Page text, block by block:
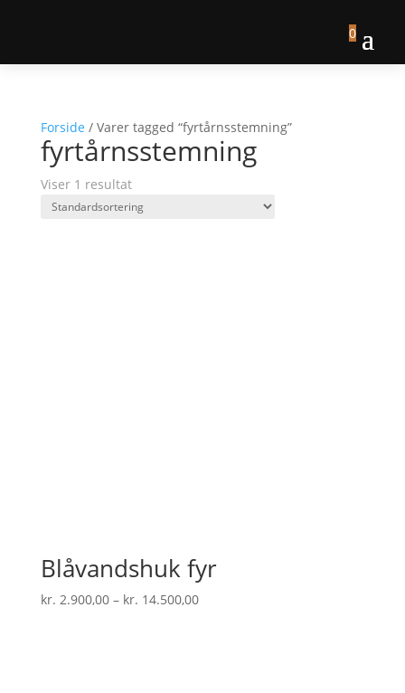
0
Forside / Varer tagged “fyrtårnsstemning”
fyrtårnsstemning
Viser 1 resultat
Blåvandshuk fyr
kr. 2.900,00 – kr. 14.500,00Prisinterval: